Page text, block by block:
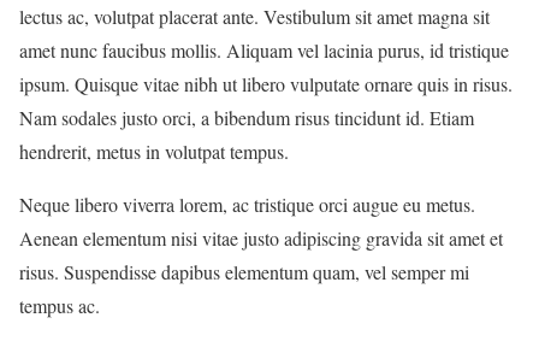
lectus ac, volutpat placerat ante. Vestibulum sit amet magna sit
amet nunc faucibus mollis. Aliquam vel lacinia purus, id tristique
ipsum. Quisque vitae nibh ut libero vulputate ornare quis in risus.
Nam sodales justo orci, a bibendum risus tincidunt id. Etiam
hendrerit, metus in volutpat tempus.
Neque libero viverra lorem, ac tristique orci augue eu metus.
Aenean elementum nisi vitae justo adipiscing gravida sit amet et
risus. Suspendisse dapibus elementum quam, vel semper mi
tempus ac.